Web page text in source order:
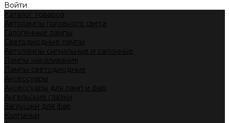
Войти
Каталог товаров
Автолампы головного света
Галогенные лампы
Светодиодные лампы
Автолампы сигнальные и салонные
Лампы накаливания
Лампы светодиодные
Аксессуары
Аксессуары для ламп и фар
Ангельские глазки
Заглушки для фар
Колпачки